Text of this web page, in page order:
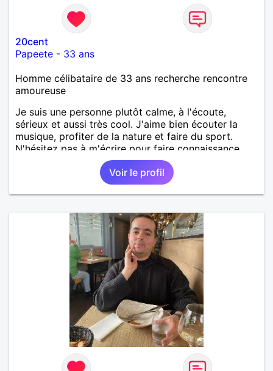
20cent
Papeete - 33 ans
Homme célibataire de 33 ans recherche rencontre
amoureuse
Je suis une personne plutôt calme, à l'écoute,
sérieux et aussi très cool. J'aime bien écouter la
musique, profiter de la nature et faire du sport.
N'hésitez pas à m'écrire pour faire connaissance.
Voir le profil